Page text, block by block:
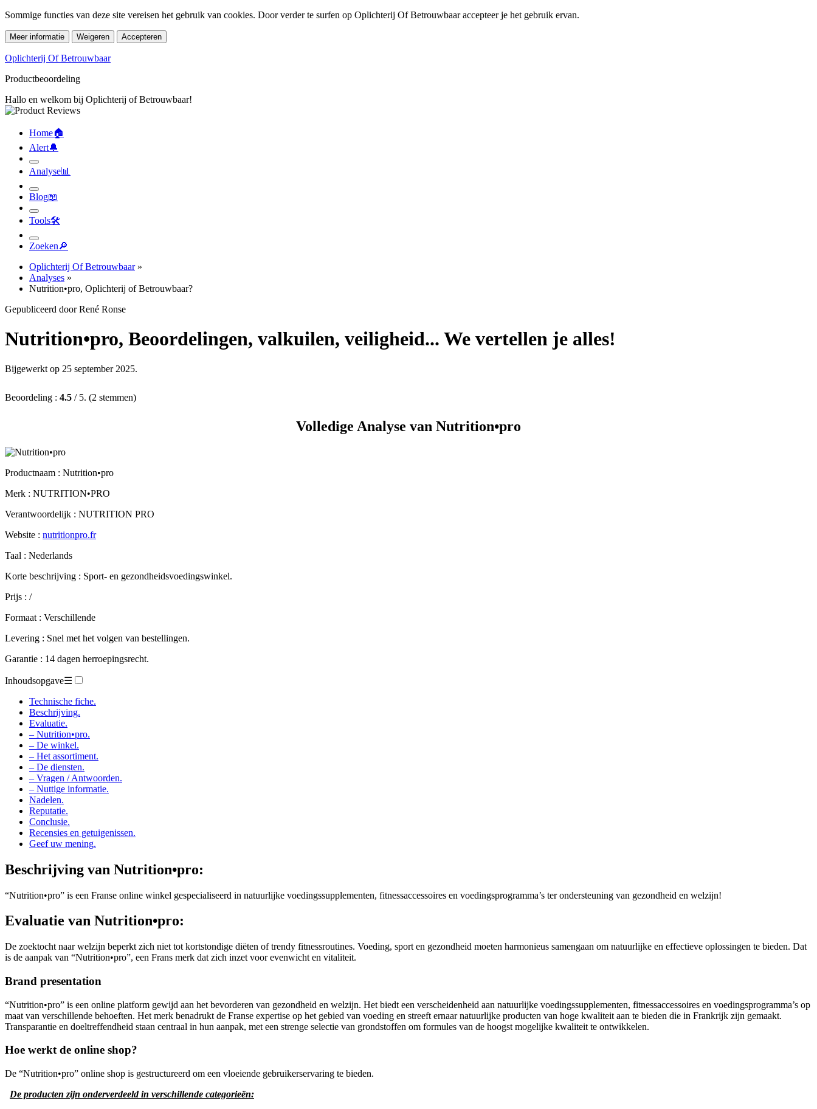
Sommige functies van deze site vereisen het gebruik van cookies. Door verder te surfen op Oplichterij Of Betrouwbaar accepteer je het gebruik ervan.
Meer informatie Weigeren Accepteren
Oplichterij Of Betrouwbaar
Productbeoordeling
Hallo en welkom bij Oplichterij of Betrouwbaar!
Home🏠︎
Alert🔔︎
Analyse📊︎
Blog📖︎
Tools🛠︎
Zoeken🔎︎
Oplichterij Of Betrouwbaar»
Analyses »
Nutrition•pro, Oplichterij of Betrouwbaar?
Gepubliceerd door René Ronse
Nutrition•pro, Beoordelingen, valkuilen, veiligheid... We vertellen je alles!
Bijgewerkt op 25 september 2025.
Beoordeling : 4.5 / 5. (2 stemmen)
Volledige Analyse van Nutrition•pro
Productnaam : Nutrition•pro
Merk : NUTRITION•PRO
Verantwoordelijk : NUTRITION PRO
Website : nutritionpro.fr
Taal : Nederlands
Korte beschrijving : Sport- en gezondheidsvoedingswinkel.
Prijs : /
Formaat : Verschillende
Levering : Snel met het volgen van bestellingen.
Garantie : 14 dagen herroepingsrecht.
Inhoudsopgave☰
Technische fiche.
Beschrijving.
Evaluatie.
– Nutrition•pro.
– De winkel.
– Het assortiment.
– De diensten.
– Vragen / Antwoorden.
– Nuttige informatie.
Nadelen.
Reputatie.
Conclusie.
Recensies en getuigenissen.
Geef uw mening.
Beschrijving van Nutrition•pro:
“Nutrition•pro” is een Franse online winkel gespecialiseerd in natuurlijke voedingssupplementen, fitnessaccessoires en voedingsprogramma’s ter ondersteuning van gezondheid en welzijn!
Evaluatie van Nutrition•pro:
De zoektocht naar welzijn beperkt zich niet tot kortstondige diëten of trendy fitnessroutines. Voeding, sport en gezondheid moeten harmonieus samengaan om natuurlijke en effectieve oplossingen te bieden. Dat
is de aanpak van “Nutrition•pro”, een Frans merk dat zich inzet voor evenwicht en vitaliteit.
Brand presentation
“Nutrition•pro” is een online platform gewijd aan het bevorderen van gezondheid en welzijn. Het biedt een verscheidenheid aan natuurlijke voedingssupplementen, fitnessaccessoires en voedingsprogramma’s op
maat van verschillende behoeften. Het merk benadrukt de Franse expertise op het gebied van voeding en streeft ernaar natuurlijke producten van hoge kwaliteit aan te bieden die in Frankrijk zijn gemaakt.
Transparantie en doeltreffendheid staan centraal in hun aanpak, met een strenge selectie van grondstoffen om formules van de hoogst mogelijke kwaliteit te ontwikkelen.
Hoe werkt de online shop?
De “Nutrition•pro” online shop is gestructureerd om een vloeiende gebruikerservaring te bieden.
De producten zijn onderverdeeld in verschillende categorieën: